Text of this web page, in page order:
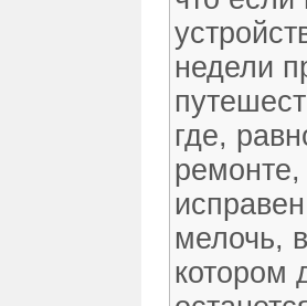
недели
где,
мелочь,
котором